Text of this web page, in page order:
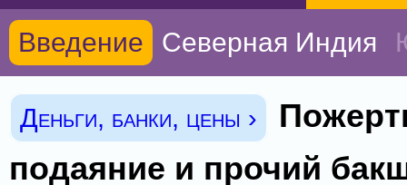
Введение Северная Индия
Деньги, банки, цены ›
подаяние и прочий